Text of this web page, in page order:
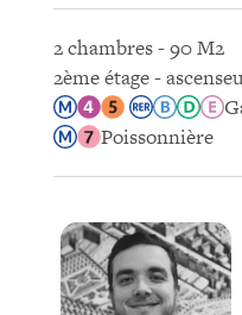
2 chambres - 90 M2
2ème étage -
Poissonnière